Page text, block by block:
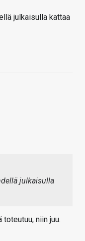
julkaisulla kattaa
julkaisulla
niin juu.